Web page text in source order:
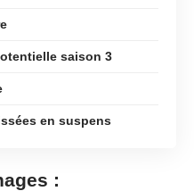
saison 3
en suspens
: